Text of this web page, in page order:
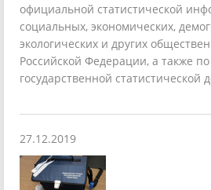
официальной статистической
социальных, экономических,
экологических и других
Российской Федерации, а также
государственной статистической
27.12.2019